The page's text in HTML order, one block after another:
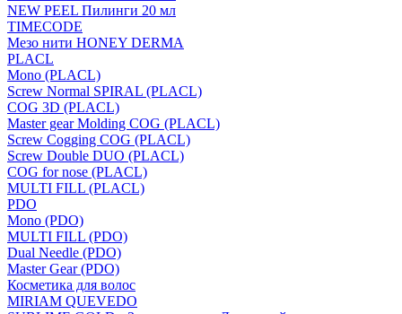
NEW PEEL Пилинги 20 мл
TIMECODE
Мезо нити HONEY DERMA
PLACL
Mono (PLACL)
Screw Normal SPIRAL (PLACL)
COG 3D (PLACL)
Master gear Molding COG (PLACL)
Screw Cogging COG (PLACL)
Screw Double DUO (PLACL)
COG for nose (PLACL)
MULTI FILL (PLACL)
PDO
Mono (PDO)
MULTI FILL (PDO)
Dual Needle (PDO)
Master Gear (PDO)
Косметика для волос
MIRIAM QUEVEDO